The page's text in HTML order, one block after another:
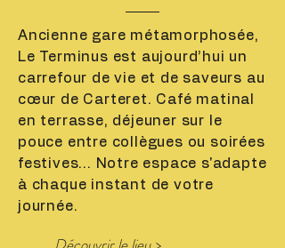
Ancienne gare métamorphosée,
Le Terminus est aujourd’hui un
carrefour de vie et de saveurs au
cœur de Carteret. Café matinal
en terrasse, déjeuner sur le
pouce entre collègues ou soirées
festives... Notre espace s'adapte
à chaque instant de votre
journée.